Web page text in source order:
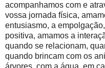
acompanhamos com e
vossa jornada física,
entusiasmo, a
positiva, amamos a
quando se relacionam,
quando brincam com os